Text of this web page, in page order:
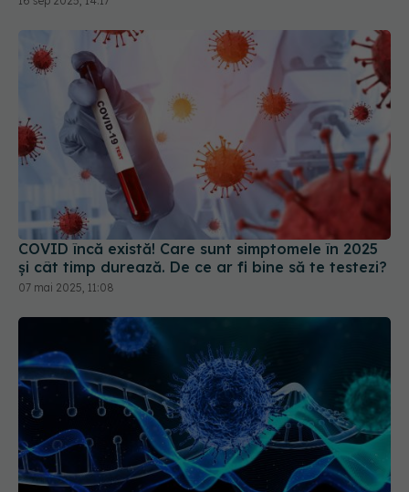
COVID încă există! Care sunt simptomele în 2025
și cât timp durează. De ce ar fi bine să te testezi?
07 mai 2025, 11:08
Ce trebuie să știe cei care au avut COVID.
Pericolul ascuns care îi atacă